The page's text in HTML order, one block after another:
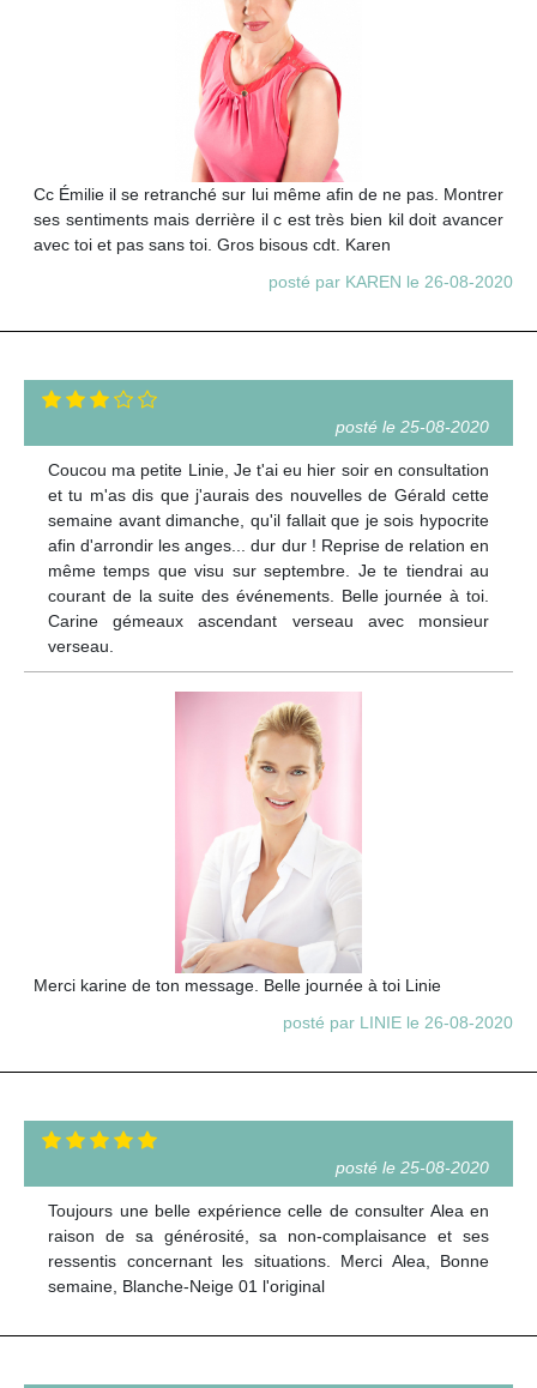
Cc Émilie il se retranché sur lui même afin de ne pas. Montrer
ses sentiments mais derrière il c est très bien kil doit avancer
avec toi et pas sans toi. Gros bisous cdt. Karen
posté par KAREN le 26-08-2020
posté le 25-08-2020
Coucou ma petite Linie, Je t'ai eu hier soir en consultation
et tu m'as dis que j'aurais des nouvelles de Gérald cette
semaine avant dimanche, qu'il fallait que je sois hypocrite
afin d'arrondir les anges... dur dur ! Reprise de relation en
même temps que visu sur septembre. Je te tiendrai au
courant de la suite des événements. Belle journée à toi.
Carine gémeaux ascendant verseau avec monsieur
verseau.
Merci karine de ton message. Belle journée à toi Linie
posté par LINIE le 26-08-2020
posté le 25-08-2020
Toujours une belle expérience celle de consulter Alea en
raison de sa générosité, sa non-complaisance et ses
ressentis concernant les situations. Merci Alea, Bonne
semaine, Blanche-Neige 01 l'original